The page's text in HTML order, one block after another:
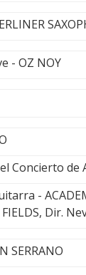
- OZ NOY
Concierto de
-
Dir.
SERRANO